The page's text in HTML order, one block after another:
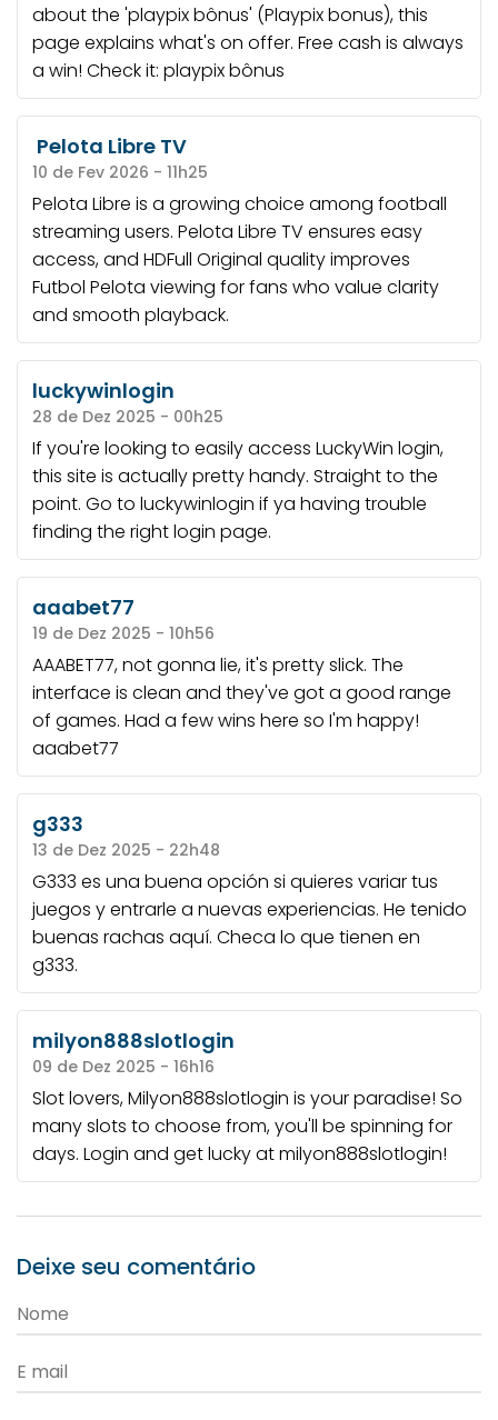
about the 'playpix bônus' (Playpix bonus), this
page explains what's on offer. Free cash is always
a win! Check it: playpix bônus
Pelota Libre TV
10 de Fev 2026 - 11h25
Pelota Libre is a growing choice among football
streaming users. Pelota Libre TV ensures easy
access, and HDFull Original quality improves
Futbol Pelota viewing for fans who value clarity
and smooth playback.
luckywinlogin
28 de Dez 2025 - 00h25
If you're looking to easily access LuckyWin login,
this site is actually pretty handy. Straight to the
point. Go to luckywinlogin if ya having trouble
finding the right login page.
aaabet77
19 de Dez 2025 - 10h56
AAABET77, not gonna lie, it's pretty slick. The
interface is clean and they've got a good range
of games. Had a few wins here so I'm happy!
aaabet77
g333
13 de Dez 2025 - 22h48
G333 es una buena opción si quieres variar tus
juegos y entrarle a nuevas experiencias. He tenido
buenas rachas aquí. Checa lo que tienen en
g333.
milyon888slotlogin
09 de Dez 2025 - 16h16
Slot lovers, Milyon888slotlogin is your paradise! So
many slots to choose from, you'll be spinning for
days. Login and get lucky atmilyon888slotlogin!
Deixe seu comentário